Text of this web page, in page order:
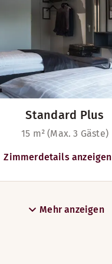
Standard Plus
15 m² (Max. 3 Gäste)
Zimmerdetails anzeigen
Mehr anzeigen